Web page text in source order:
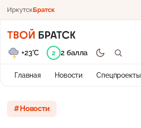
ИркутскБратск
Главная Новости Спецпроекты
+23°C 2 2 балла
Новости